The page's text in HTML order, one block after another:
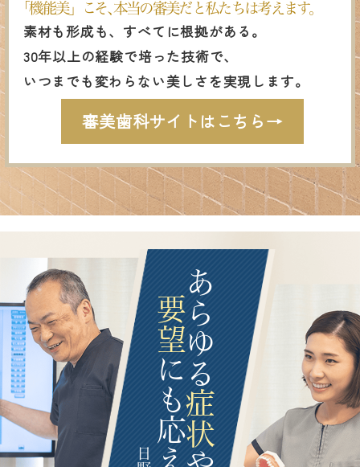
「機能美」こそ､本当の審美だと私たちは考えます。
素材も形成も、すべてに根拠がある。
30年以上の経験で培った技術で、
いつまでも変わらない美しさを実現します。
審美歯科サイトはこちら→
あらゆる
症状
要望